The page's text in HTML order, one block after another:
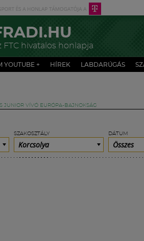
FTC hivatalos honlapja
YOUTUBE + HÍREK LABDARÚGÁS
JUNIOR VÍVÓ EURÓPA-BAJNOKSÁG
SZAKOSZTÁLY
Korcsolya
DÁTUM
Összes